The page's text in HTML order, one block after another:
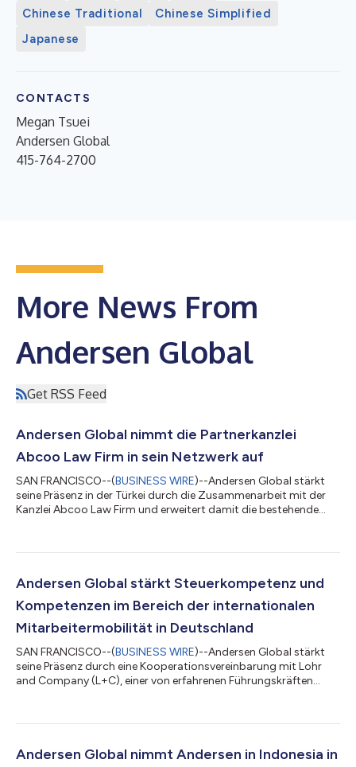
Chinese Traditional
Chinese Simplified
Japanese
CONTACTS
Megan Tsuei
Andersen Global
415-764-2700
More News From
Andersen Global
Get RSS Feed
Andersen Global nimmt die Partnerkanzlei
Abcoo Law Firm in sein Netzwerk auf
SAN FRANCISCO--(BUSINESS WIRE)--Andersen Global stärkt
seine Präsenz in der Türkei durch die Zusammenarbeit mit der
Kanzlei Abcoo Law Firm und erweitert damit die bestehende
Abcoo berät lokale und internationale Mandanten in einem
Erfahrung in den Bereichen Gesellschaftsrecht und M&A,
Andersen Global stärkt Steuerkompetenz und
Kompetenzen im Bereich der internationalen
Mitarbeitermobilität in Deutschland
SAN FRANCISCO--(BUSINESS WIRE)--Andersen Global stärkt
seine Präsenz durch eine Kooperationsvereinbarung mit Lohr
and Company (L+C), einer von erfahrenen Führungskräften
Compliance, grenzüberschreitende Steuerfragen, internationale
seinen Hauptsitz in Deutschland und ist auch in Österreich
Andersen Global nimmt Andersen in Indonesia in